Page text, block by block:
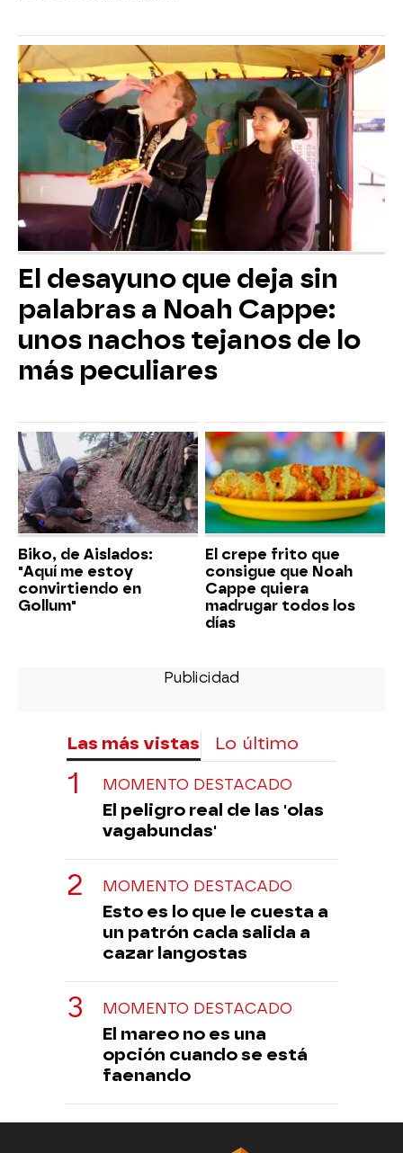
El desayuno que deja sin
palabras a Noah Cappe:
unos nachos tejanos de lo
más peculiares
Biko, de Aislados:
"Aquí me estoy
convirtiendo en
Gollum"
El crepe frito que
consigue que Noah
Cappe quiera
madrugar todos los
días
Las más vistas Lo último
MOMENTO DESTACADO
El peligro real de las 'olas
vagabundas'
MOMENTO DESTACADO
Esto es lo que le cuesta a
un patrón cada salida a
cazar langostas
MOMENTO DESTACADO
El mareo no es una
opción cuando se está
faenando